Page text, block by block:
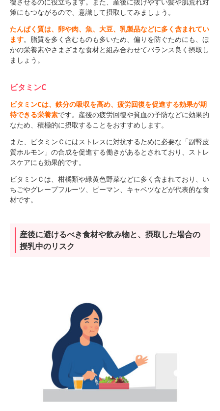
復させるのに役立ちます。また、産後に抜けやすい髪や肌荒れ対
策にもつながるので、意識して摂取してみましょう。
たんぱく質は、卵や肉、魚、大豆、乳製品などに多く含まれてい
ます。脂質を多く含むものも多いため、偏りを防ぐためにも、ほ
かの栄養素やさまざまな食材と組み合わせてバランス良く摂取し
ましょう。
ビタミンC
ビタミンCは、鉄分の吸収を高め、疲労回復を促進する効果が期
待できる栄養素です。産後の疲労回復や貧血の予防などに効果的
なため、積極的に摂取することをおすすめします。
また、ビタミンＣにはストレスに対抗するために必要な「副腎皮
質ホルモン」の合成を促進する働きがあるとされており、ストレ
スケアにも効果的です。
ビタミンＣは、柑橘類や緑黄色野菜などに多く含まれており、い
ちごやグレープフルーツ、ピーマン、キャベツなどが代表的な食
材です。
産後に避けるべき食材や飲み物と、摂取した場合の
授乳中のリスク